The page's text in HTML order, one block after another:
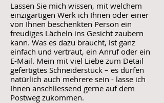
Lassen Sie mich wissen, mit welchem
einzigartigen Werk ich Ihnen oder einer
von Ihnen beschenkten Person ein
freudiges Lächeln ins Gesicht zaubern
kann. Was es dazu braucht, ist ganz
einfach und vertraut, ein Anruf oder ein
E-Mail. Mein mit viel Liebe zum Detail
gefertigtes Schneiderstück – es dürfen
natürlich auch mehrere sein - lasse ich
Ihnen anschliessend gerne auf dem
Postweg zukommen.